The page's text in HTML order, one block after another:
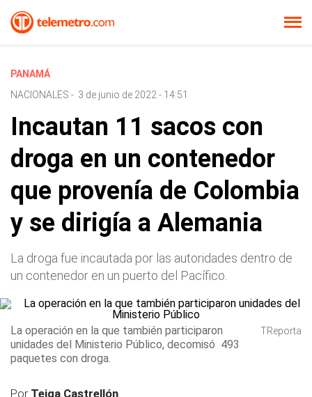
PANAMÁ
NACIONALES - 3 de junio de 2022 - 14:51
Incautan 11 sacos con
droga en un contenedor
que provenía de Colombia
y se dirigía a Alemania
La droga fue incautada por las autoridades dentro de
un contenedor en un puerto del Pacífico.
La operación en la que también participaron
unidades del Ministerio Público, decomisó 493
paquetes con droga.
TReporta
Por Teiga Castrellón